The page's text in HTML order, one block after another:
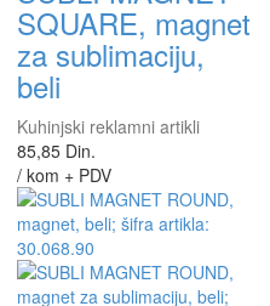
SQUARE, magnet
za sublimaciju,
beli
Kuhinjski reklamni artikli
85,85 Din.
/ kom + PDV